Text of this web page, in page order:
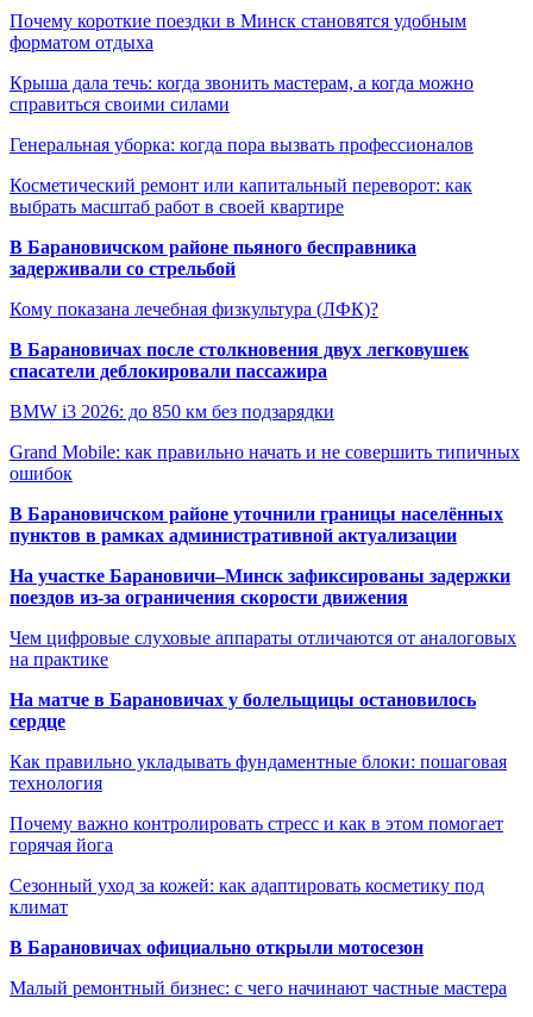
Почему короткие поездки в Минск становятся удобным
форматом отдыха
Крыша дала течь: когда звонить мастерам, а когда можно
справиться своими силами
Генеральная уборка: когда пора вызвать профессионалов
Косметический ремонт или капитальный переворот: как
выбрать масштаб работ в своей квартире
В Барановичском районе пьяного бесправника
задерживали со стрельбой
Кому показана лечебная физкультура (ЛФК)?
В Барановичах после столкновения двух легковушек
спасатели деблокировали пассажира
BMW i3 2026: до 850 км без подзарядки
Grand Mobile: как правильно начать и не совершить типичных
ошибок
В Барановичском районе уточнили границы населённых
пунктов в рамках административной актуализации
На участке Барановичи–Минск зафиксированы задержки
поездов из-за ограничения скорости движения
Чем цифровые слуховые аппараты отличаются от аналоговых
на практике
На матче в Барановичах у болельщицы остановилось
сердце
Как правильно укладывать фундаментные блоки: пошаговая
технология
Почему важно контролировать стресс и как в этом помогает
горячая йога
Сезонный уход за кожей: как адаптировать косметику под
климат
В Барановичах официально открыли мотосезон
Малый ремонтный бизнес: с чего начинают частные мастера